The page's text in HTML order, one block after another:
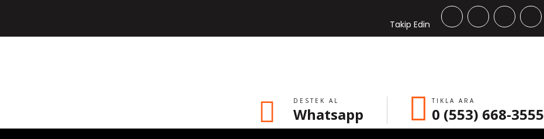
Takip Edin
DESTEK AL
Whatsapp
TIKLA ARA
0 (553) 668-3555